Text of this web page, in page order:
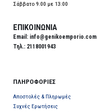
Σάββατο 9:00 με 13:00
ΕΠΙΚΟΙΝΩΝΙΑ
Email : info@genikoemporio.com
Τηλ.: 2118001943
ΠΛΗΡΟΦΟΡΙΕΣ
Αποστολές & Πληρωμές
Συχνές Ερωτήσεις